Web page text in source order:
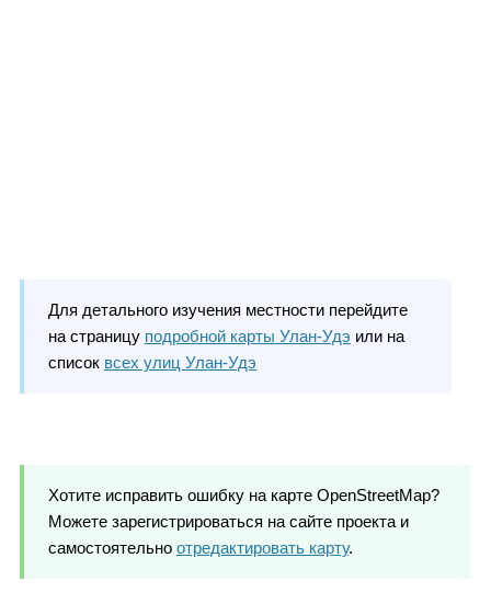
Для детального изучения местности перейдите
на страницу подробной карты Улан-Удэ или на
список всех улиц Улан-Удэ
Хотите исправить ошибку на карте OpenStreetMap?
Можете зарегистрироваться на сайте проекта и
самостоятельно отредактировать карту.